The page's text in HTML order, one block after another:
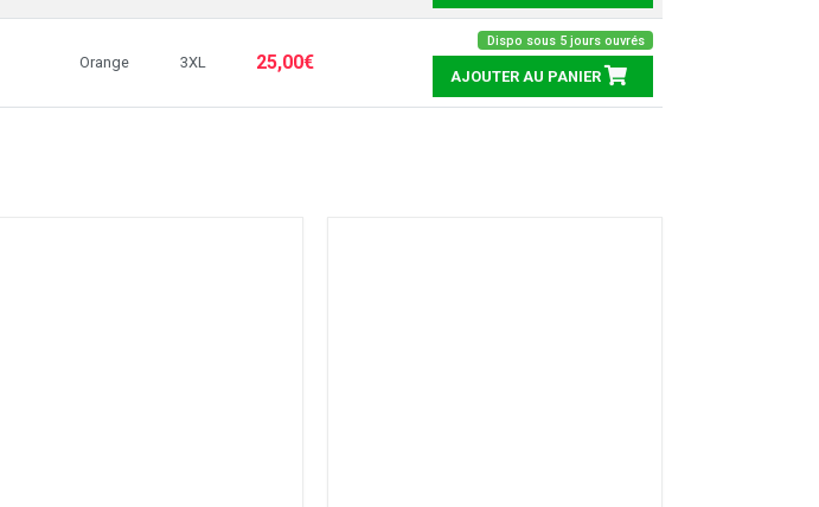
Orange 3XL 25,00€
Dispo sous 5 jours ouvrés
AJOUTER AU PANIER